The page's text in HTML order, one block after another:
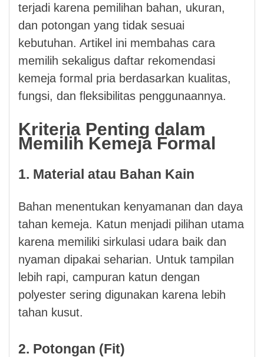
terjadi karena pemilihan bahan, ukuran,
dan potongan yang tidak sesuai
kebutuhan. Artikel ini membahas cara
memilih sekaligus daftar rekomendasi
kemeja formal pria berdasarkan kualitas,
fungsi, dan fleksibilitas penggunaannya.
Kriteria Penting dalam
Memilih Kemeja Formal
1. Material atau Bahan Kain
Bahan menentukan kenyamanan dan daya
tahan kemeja. Katun menjadi pilihan utama
karena memiliki sirkulasi udara baik dan
nyaman dipakai seharian. Untuk tampilan
lebih rapi, campuran katun dengan
polyester sering digunakan karena lebih
tahan kusut.
2. Potongan (Fit)